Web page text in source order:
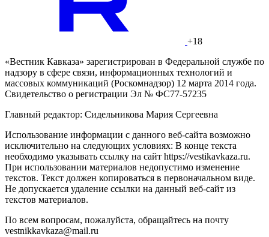
+18
«Вестник Кавказа» зарегистрирован в Федеральной службе по
надзору в сфере связи, информационных технологий и
массовых коммуникаций (Роскомнадзор) 12 марта 2014 года.
Свидетельство о регистрации Эл № ФС77-57235
Главный редактор: Сидельникова Мария Сергеевна
Использование информации с данного веб-сайта возможно
исключительно на следующих условиях: В конце текста
необходимо указывать ссылку на сайт https://vestikavkaza.ru.
При использовании материалов недопустимо изменение
текстов. Текст должен копироваться в первоначальном виде.
Не допускается удаление ссылки на данный веб-сайт из
текстов материалов.
По всем вопросам, пожалуйста, обращайтесь на почту
vestnikkavkaza@mail.ru